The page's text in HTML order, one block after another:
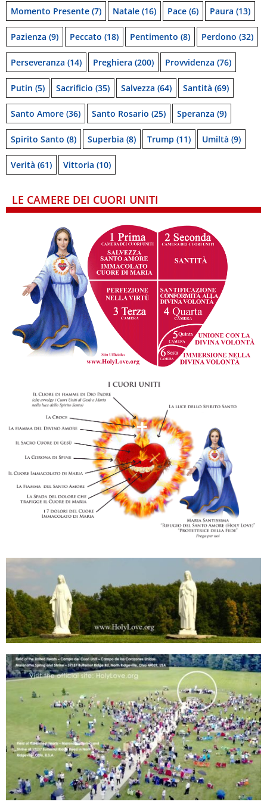
Momento Presente (7) Natale (16) Pace (6) Paura (13)
Pazienza (9) Peccato (18) Pentimento (8) Perdono (32)
Perseveranza (14) Preghiera (200) Provvidenza (76)
Putin (5) Sacrificio (35) Salvezza (64) Santità (69)
Santo Amore (36) Santo Rosario (25) Speranza (9)
Spirito Santo (8) Superbia (8) Trump (11) Umiltà (9)
Verità (61) Vittoria (10)
LE CAMERE DEI CUORI UNITI